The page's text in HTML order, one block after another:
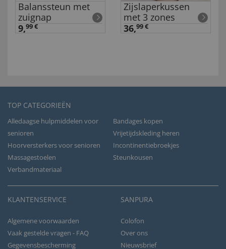
Balanssteun met
zuignap
9,99 €
Zijslaperkussen
met 3 zones
36,99 €
TOP CATEGORIEËN
Alledaagse hulpmiddelen voor
senioren
Bandages kopen
Vrijetijdskleding heren
Hoorversterkers voor senioren
Incontinentiebroekjes
Massagestoelen
Steunkousen
Verbandmateriaal
KLANTENSERVICE
Algemene voorwaarden
Vaak gestelde vragen - FAQ
Gegevensbescherming
SANPURA
Colofon
Over ons
Nieuwsbrief